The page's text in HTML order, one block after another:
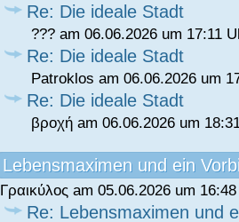
Re: Die ideale Stadt
??? am 06.06.2026 um 17:11
Re: Die ideale Stadt
Patroklos am 06.06.2026 um
Re: Die ideale Stadt
βροχή am 06.06.2026 um
Lebensmaximen und ein
Γραικύλος am 05.06.2026 um
Re: Lebensmaximen und